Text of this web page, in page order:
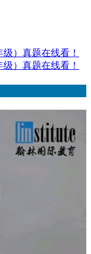
）真题在线看！
）真题在线看！